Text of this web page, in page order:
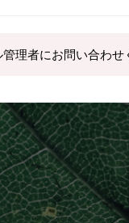
理者にお問い合わせ